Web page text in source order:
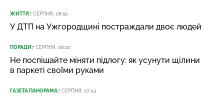
ЖИТТЯ7 СЕРПНЯ, 08:50
У ДТП на Ужгородщині постраждали двоє людей
ПОРАДИ7 СЕРПНЯ, 08:20
Не поспішайте міняти підлогу: як усунути щілини
в паркеті своїми руками
ГАЗЕТА ПАНОРАМА7 СЕРПНЯ, 07:43